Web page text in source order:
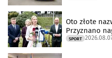
Oto złote
Przyznano
SPORT